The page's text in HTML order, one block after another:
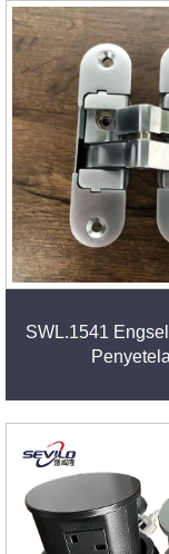
SWL.1541